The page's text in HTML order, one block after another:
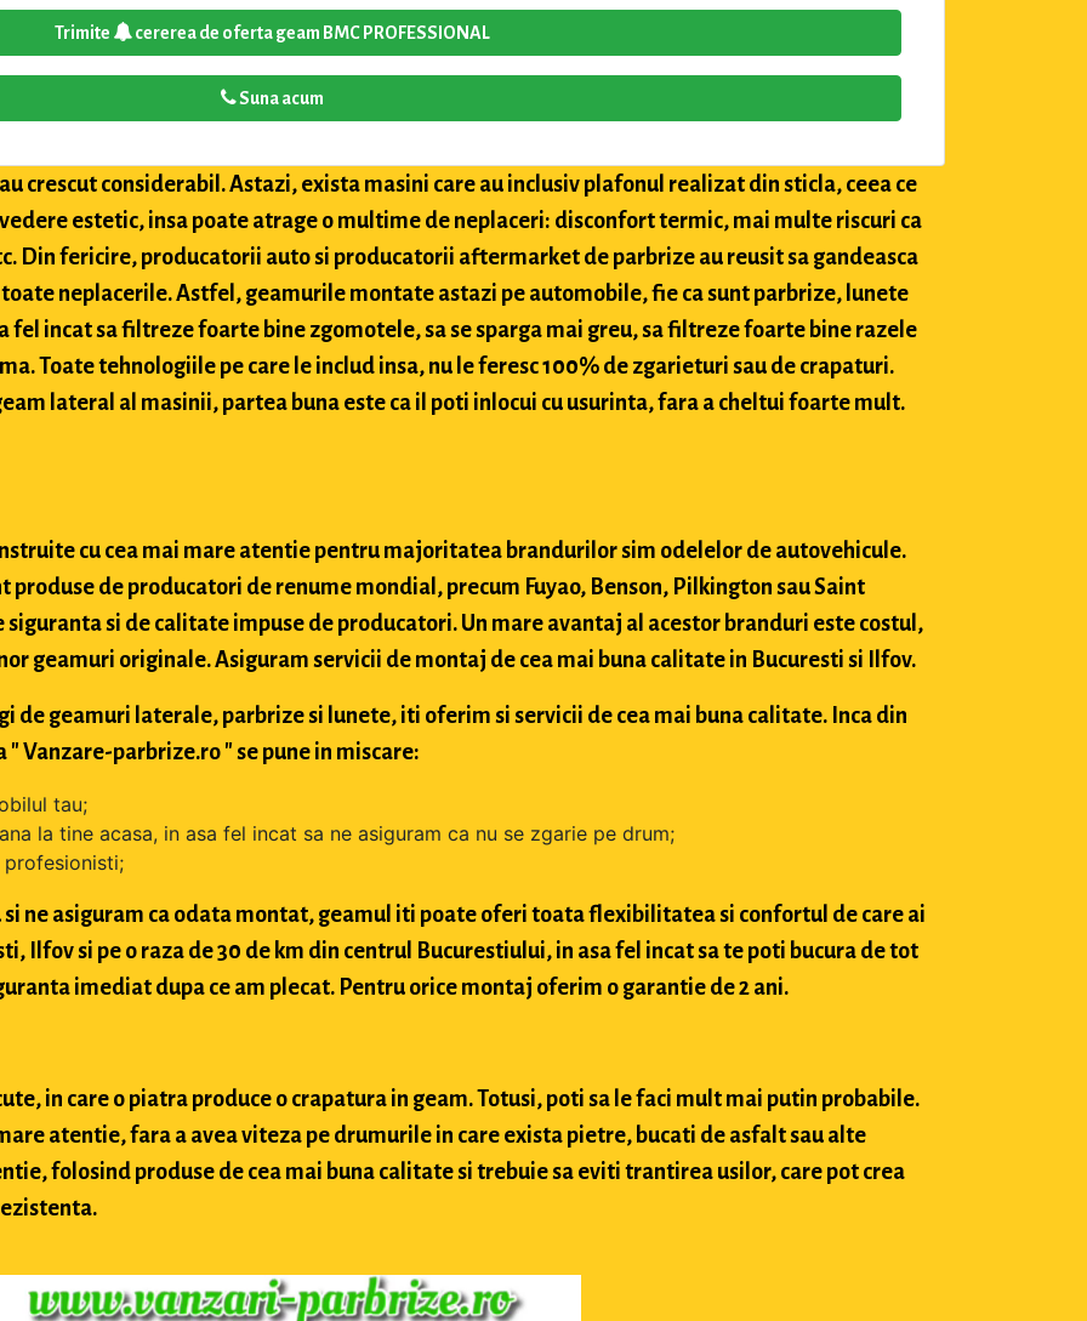
Trimite cererea de oferta geam BMC PROFESSIONAL
Suna acum
crescut considerabil. Astazi, exista masini care au inclusiv plafonul realizat din sticla, ceea ce
estetic, insa poate atrage o multime de neplaceri: disconfort termic, mai multe riscuri ca
Din fericire, producatorii auto si producatorii aftermarket de parbrize au reusit sa gandeasca
neplacerile. Astfel, geamurile montate astazi pe automobile, fie ca sunt parbrize, lunete
fel incat sa filtreze foarte bine zgomotele, sa se sparga mai greu, sa filtreze foarte bine razele
Toate tehnologiile pe care le includ insa, nu le feresc 100% de zgarieturi sau de crapaturi.
lateral al masinii, partea buna este ca il poti inlocui cu usurinta, fara a cheltui foarte mult.
cu cea mai mare atentie pentru majoritatea brandurilor sim odelelor de autovehicule.
produse de producatori de renume mondial, precum Fuyao, Benson, Pilkington sau Saint
si de calitate impuse de producatori. Un mare avantaj al acestor branduri este costul,
geamuri originale. Asiguram servicii de montaj de cea mai buna calitate in Bucuresti si Ilfov.
de geamuri laterale, parbrize si lunete, iti oferim si servicii de cea mai buna calitate. Inca din
Vanzare-parbrize.ro " se pune in miscare:
tau;
la tine acasa, in asa fel incat sa ne asiguram ca nu se zgarie pe drum;
ne asiguram ca odata montat, geamul iti poate oferi toata flexibilitatea si confortul de care ai
Ilfov si pe o raza de 30 de km din centrul Bucurestiului, in asa fel incat sa te poti bucura de tot
imediat dupa ce am plecat. Pentru orice montaj oferim o garantie de 2 ani.
in care o piatra produce o crapatura in geam. Totusi, poti sa le faci mult mai putin probabile.
atentie, fara a avea viteza pe drumurile in care exista pietre, bucati de asfalt sau alte
folosind produse de cea mai buna calitate si trebuie sa eviti trantirea usilor, care pot crea